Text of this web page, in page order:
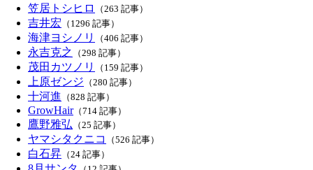
笠居トシヒロ （263 記事）
吉井宏 （1296 記事）
海津ヨシノリ （406 記事）
永吉克之 （298 記事）
茂田カツノリ （159 記事）
上原ゼンジ （280 記事）
十河進 （828 記事）
GrowHair（714 記事）
鷹野雅弘 （25 記事）
ヤマシタクニコ （526 記事）
白石昇 （24 記事）